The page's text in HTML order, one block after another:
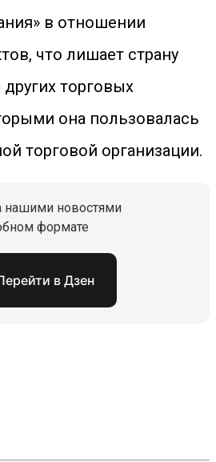
в отношении
что лишает страну
торговых
она пользовалась
торговой организации.
нашими новостями
формате
в Дзен